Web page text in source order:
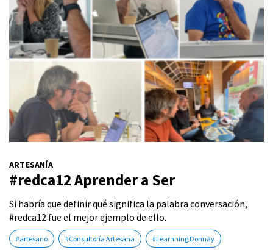
ARTESANÍA
#redca12 Aprender a Ser
Si habría que definir qué significa la palabra conversación,
#redca12 fue el mejor ejemplo de ello.
#artesano #Consultoría Artesana #Learnning Donnay